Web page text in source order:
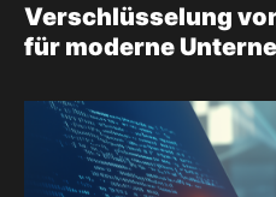
Verschlüsselung
für moderne